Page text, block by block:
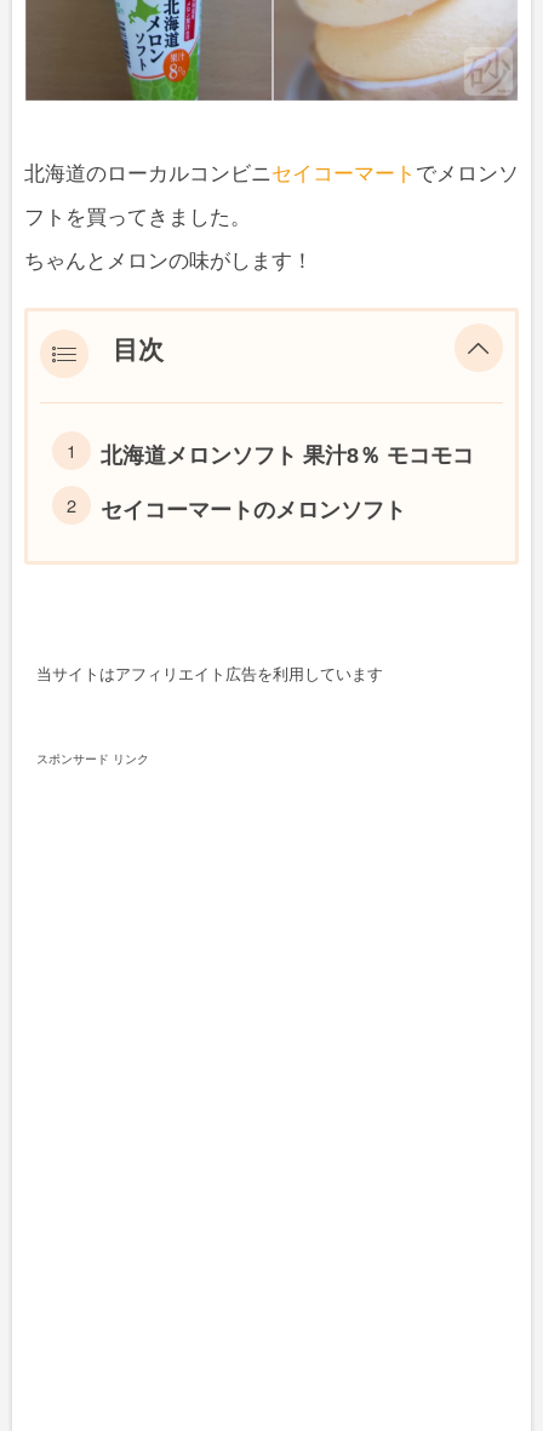
北海道のローカルコンビニセイコーマート でメロンソ
フトを買ってきました。
ちゃんとメロンの味がします！
目次
北海道メロンソフト 果汁8％ モコモコ
セイコーマートのメロンソフト
当サイトはアフィリエイト広告を利用しています
スポンサード リンク